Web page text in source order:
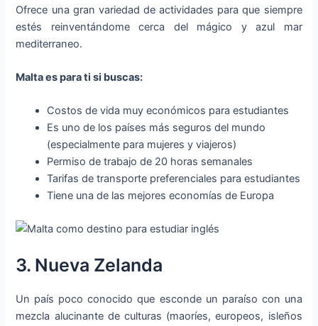
Ofrece una gran variedad de actividades para que siempre
estés reinventándome cerca del mágico y azul mar
mediterraneo.
Malta es para ti si buscas:
Costos de vida muy económicos para estudiantes
Es uno de los países más seguros del mundo
(especialmente para mujeres y viajeros)
Permiso de trabajo de 20 horas semanales
Tarifas de transporte preferenciales para estudiantes
Tiene una de las mejores economías de Europa
3. Nueva Zelanda
Un país poco conocido que esconde un paraíso con una
mezcla alucinante de culturas (maoríes, europeos, isleños